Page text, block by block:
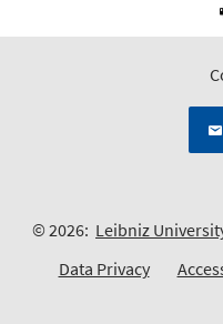
© 2026: Leibniz
Data Privacy